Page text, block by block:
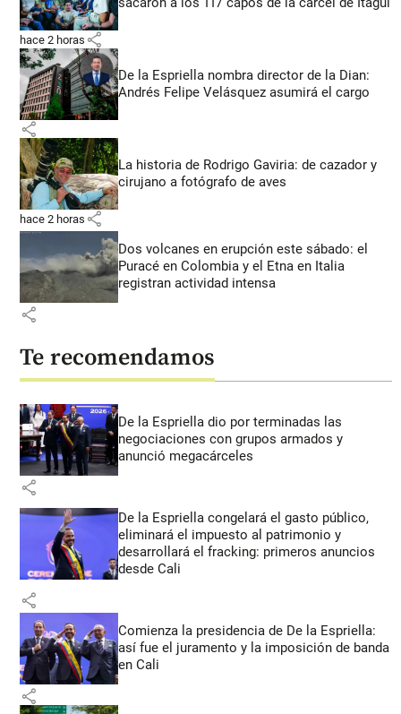
hace 2 horas share
De la Espriella nombra director de la Dian:
Andrés Felipe Velásquez asumirá el cargo
share
La historia de Rodrigo Gaviria: de cazador y
cirujano a fotógrafo de aves
hace 2 horas share
Dos volcanes en erupción este sábado: el
Puracé en Colombia y el Etna en Italia
registran actividad intensa
share
Te recomendamos
De la Espriella dio por terminadas las
negociaciones con grupos armados y
anunció megacárceles
share
De la Espriella congelará el gasto público,
eliminará el impuesto al patrimonio y
desarrollará el fracking: primeros anuncios
desde Cali
share
Comienza la presidencia de De la Espriella:
así fue el juramento y la imposición de banda
en Cali
share